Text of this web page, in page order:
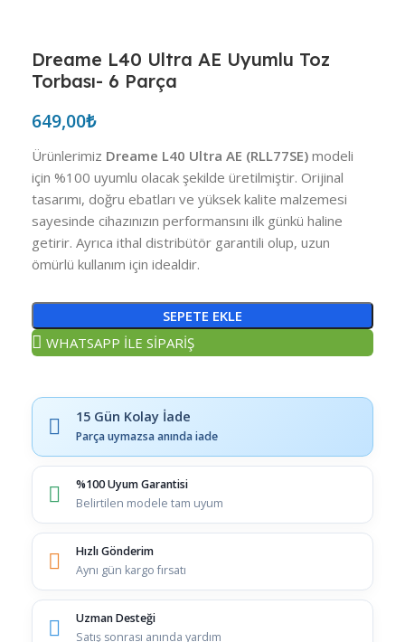
Dreame L40 Ultra AE Uyumlu Toz
Torbası- 6 Parça
649,00₺
Ürünlerimiz Dreame L40 Ultra AE (RLL77SE) modeli
için %100 uyumlu olacak şekilde üretilmiştir. Orijinal
tasarımı, doğru ebatları ve yüksek kalite malzemesi
sayesinde cihazınızın performansını ilk günkü haline
getirir. Ayrıca ithal distribütör garantili olup, uzun
ömürlü kullanım için idealdir.
SEPETE EKLE
WHATSAPP İLE SİPARİŞ
15 Gün Kolay İade
Parça uymazsa anında iade
%100 Uyum Garantisi
Belirtilen modele tam uyum
Hızlı Gönderim
Aynı gün kargo fırsatı
Uzman Desteği
Satış sonrası anında yardım